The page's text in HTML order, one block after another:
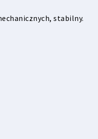
stabilny.